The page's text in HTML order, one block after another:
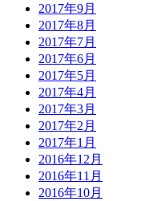
2017年9月
2017年8月
2017年7月
2017年6月
2017年5月
2017年4月
2017年3月
2017年2月
2017年1月
2016年12月
2016年11月
2016年10月